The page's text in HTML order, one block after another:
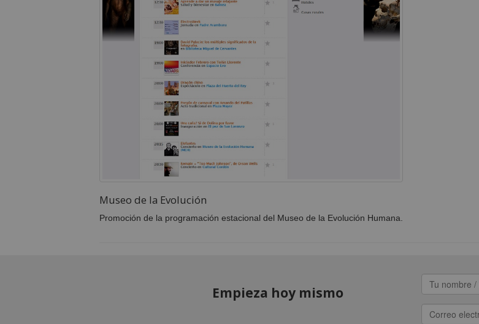
Museo de la Evolución
Promoción de la programación estacional del Museo de la Evolución Humana.
Empieza hoy mismo